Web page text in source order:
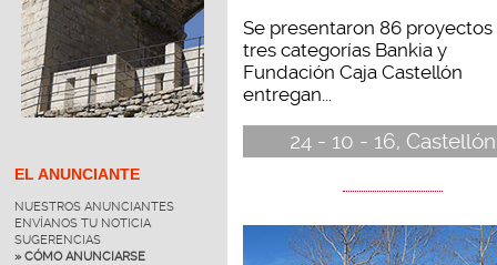
EL ANUNCIANTE
NUESTROS ANUNCIANTES
ENVÍANOS TU NOTICIA
SUGERENCIAS
» CÓMO ANUNCIARSE
Se presentaron 86 proyectos
tres categorías Bankia y
Fundación Caja Castellón
entregan...
24 - 10 - 16, Castellón